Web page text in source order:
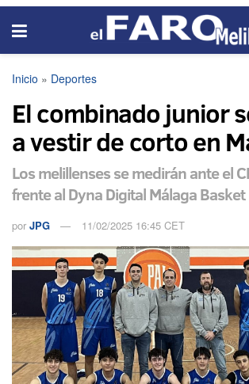
Inicio » Deportes
El combinado junior
a vestir de corto en
Los melillenses se medirán ante el
frente al Dyna Digital Málaga Basket
por JPG 11/02/2025 16:45 CET